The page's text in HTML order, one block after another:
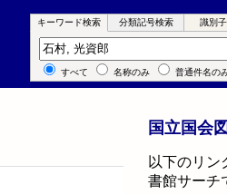
キーワード検索 分類記号検索 識別
キーワード検索
すべて 名称のみ 普通件名の
国立国会
以下のリン
書館サーチ